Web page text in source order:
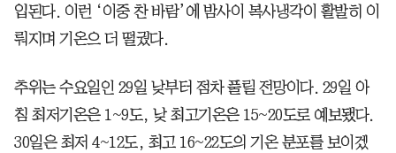
입된다. 이런 ‘이중 찬 바람’에 밤사이 복사냉각이 활발히 이
뤄지며 기온으 더 떨궜다.
추위는 수요일인 29일 낮부터 점차 풀릴 전망이다. 29일 아
침 최저기온은 1~9도, 낮 최고기온은 15~20도로 예보됐다.
30일은 최저 4~12도, 최고 16~22도의 기온 분포를 보이겠